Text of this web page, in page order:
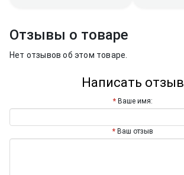
Отзывы о товаре
Нет отзывов об этом товаре.
Написать отзыв
Ваше имя:
Ваш отзыв